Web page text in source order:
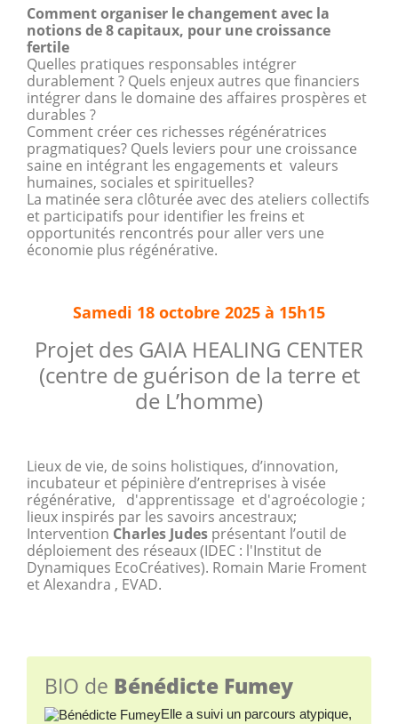
Comment organiser le changement avec la
notions de 8 capitaux, pour une croissance
fertile
Quelles pratiques responsables intégrer
durablement ? Quels enjeux autres que financiers
intégrer dans le domaine des affaires prospères et
durables ?
Comment créer ces richesses régénératrices
pragmatiques? Quels leviers pour une croissance
saine en intégrant les engagements et valeurs
humaines, sociales et spirituelles?
La matinée sera clôturée avec des ateliers collectifs
et participatifs pour identifier les freins et
opportunités rencontrés pour aller vers une
économie plus régénérative.
Samedi 18 octobre 2025 à 15h15
Projet des GAIA HEALING CENTER
(centre de guérison de la terre et
de L’homme)
Lieux de vie, de soins holistiques, d’innovation,
incubateur et pépinière d’entreprises à visée
régénérative, d'apprentissage et d'agroécologie ;
lieux inspirés par les savoirs ancestraux;
Intervention Charles Judes présentant l’outil de
déploiement des réseaux (IDEC : l'Institut de
Dynamiques EcoCréatives). Romain Marie Froment
et Alexandra , EVAD.
BIO de Bénédicte Fumey
Elle a suivi un parcours atypique,